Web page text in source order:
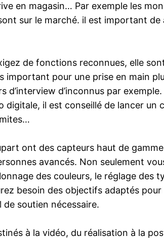
en magasin… Par exemple les
sur le marché. il est important de
de fonctions reconnues, elle
pour une prise en main
d’inconnus par
il est conseillé de lancer un
ont des capteurs haut de
avancés. Non seulement
des couleurs, le réglage des
besoin des objectifs adaptés
de soutien nécessaire.
à la vidéo, du réalisation à la